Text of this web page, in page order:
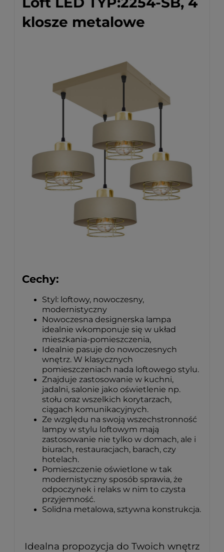
klosze metalowe
Cechy:
Styl: loftowy, nowoczesny,
modernistyczny
Nowoczesna designerska lampa
idealnie wkomponuje się w układ
mieszkania-pomieszczenia,
Idealnie pasuje do nowoczesnych
wnętrz. W klasycznych
pomieszczeniach nada loftowego stylu.
Znajduje zastosowanie w kuchni,
jadalni, salonie jako oświetlenie np.
stołu oraz wszelkich korytarzach,
ciągach komunikacyjnych.
Ze względu na swoją wszechstronność
lampy w stylu loftowym mają
zastosowanie nie tylko w domach, ale i
biurach, restauracjach, barach, czy
hotelach.
Pomieszczenie oświetlone w tak
modernistyczny sposób sprawia, że
odpoczynek i relaks w nim to czysta
przyjemność.
Solidna metalowa, sztywna konstrukcja.
Idealna propozycja do Twoich wnętrz